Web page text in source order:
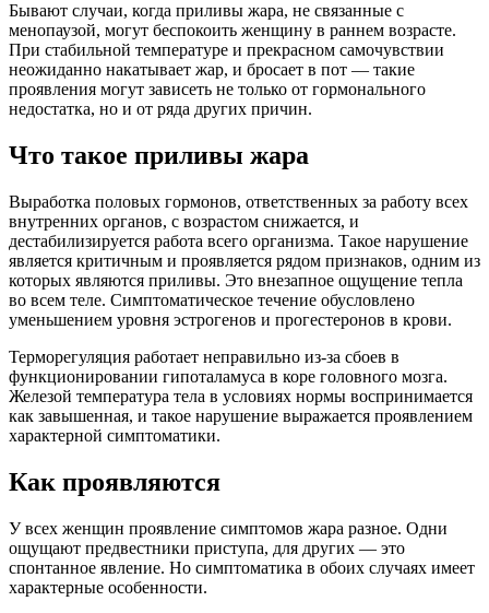
Бывают случаи, когда приливы жара, не связанные с
менопаузой, могут беспокоить женщину в раннем возрасте.
При стабильной температуре и прекрасном самочувствии
неожиданно накатывает жар, и бросает в пот — такие
проявления могут зависеть не только от гормонального
недостатка, но и от ряда других причин.
Что такое приливы жара
Выработка половых гормонов, ответственных за работу всех
внутренних органов, с возрастом снижается, и
дестабилизируется работа всего организма. Такое нарушение
является критичным и проявляется рядом признаков, одним из
которых являются приливы. Это внезапное ощущение тепла
во всем теле. Симптоматическое течение обусловлено
уменьшением уровня эстрогенов и прогестеронов в крови.
Терморегуляция работает неправильно из-за сбоев в
функционировании гипоталамуса в коре головного мозга.
Железой температура тела в условиях нормы воспринимается
как завышенная, и такое нарушение выражается проявлением
характерной симптоматики.
Как проявляются
У всех женщин проявление симптомов жара разное. Одни
ощущают предвестники приступа, для других — это
спонтанное явление. Но симптоматика в обоих случаях имеет
характерные особенности.